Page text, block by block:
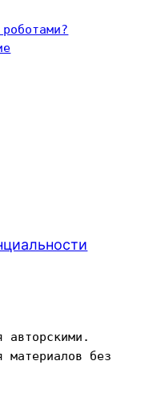
авторскими.
материалов без